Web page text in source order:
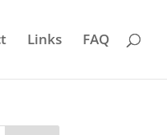
Links FAQ